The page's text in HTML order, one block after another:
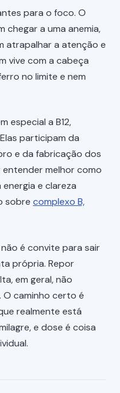
para o foco. O
chegar a uma anemia,
atrapalhar a atenção e
vive com a cabeça
no limite e nem
especial a B12,
participam da
e da fabricação dos
entender melhor como
e clareza
sobre complexo B,
é convite para sair
própria. Repor
em geral, não
O caminho certo é
realmente está
e dose é coisa